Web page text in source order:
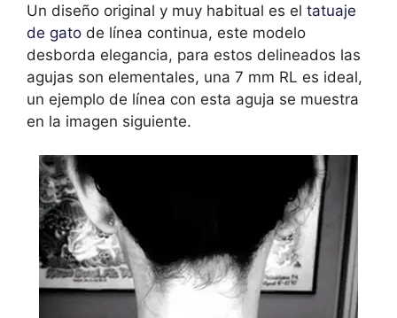
Un diseño original y muy habitual es el tatuaje
de gato de línea continua, este modelo
desborda elegancia, para estos delineados las
agujas son elementales, una 7 mm RL es ideal,
un ejemplo de línea con esta aguja se muestra
en la imagen siguiente.